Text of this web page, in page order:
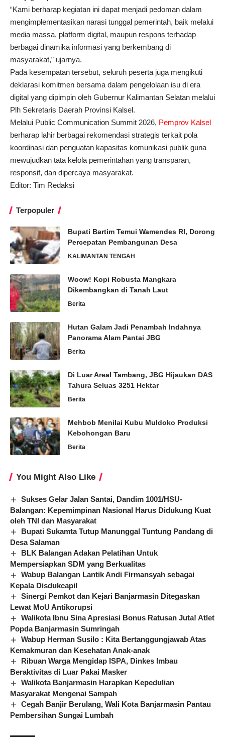
“Kami berharap kegiatan ini dapat menjadi pedoman dalam
mengimplementasikan narasi tunggal pemerintah, baik melalui
media massa, platform digital, maupun respons terhadap
berbagai dinamika informasi yang berkembang di
masyarakat,” ujarnya.
Pada kesempatan tersebut, seluruh peserta juga mengikuti
deklarasi komitmen bersama dalam pengelolaan isu di era
digital yang dipimpin oleh Gubernur Kalimantan Selatan melalui
Plh Sekretaris Daerah Provinsi Kalsel.
Melalui Public Communication Summit 2026, Pemprov Kalsel
berharap lahir berbagai rekomendasi strategis terkait pola
koordinasi dan penguatan kapasitas komunikasi publik guna
mewujudkan tata kelola pemerintahan yang transparan,
responsif, dan dipercaya masyarakat.
Editor: Tim Redaksi
Terpopuler
Bupati Bartim Temui Wamendes RI, Dorong
Percepatan Pembangunan Desa
KALIMANTAN TENGAH
Woow! Kopi Robusta Mangkara
Dikembangkan di Tanah Laut
Berita
Hutan Galam Jadi Penambah Indahnya
Panorama Alam Pantai JBG
Berita
Di Luar Areal Tambang, JBG Hijaukan DAS
Tahura Seluas 3251 Hektar
Berita
Mehbob Menilai Kubu Muldoko Produksi
Kebohongan Baru
Berita
You Might Also Like
Sukses Gelar Jalan Santai, Dandim 1001/HSU-
Balangan: Kepemimpinan Nasional Harus Didukung Kuat
oleh TNI dan Masyarakat
Bupati Sukamta Tutup Manunggal Tuntung Pandang di
Desa Salaman
BLK Balangan Adakan Pelatihan Untuk
Mempersiapkan SDM yang Berkualitas
Wabup Balangan Lantik Andi Firmansyah sebagai
Kepala Disdukcapil
Sinergi Pemkot dan Kejari Banjarmasin Ditegaskan
Lewat MoU Antikorupsi
Walikota Ibnu Sina Apresiasi Bonus Ratusan Juta! Atlet
Popda Banjarmasin Sumringah
Wabup Herman Susilo : Kita Bertanggungjawab Atas
Kemakmuran dan Kesehatan Anak-anak
Ribuan Warga Mengidap ISPA, Dinkes Imbau
Beraktivitas di Luar Pakai Masker
Walikota Banjarmasin Harapkan Kepedulian
Masyarakat Mengenai Sampah
Cegah Banjir Berulang, Wali Kota Banjarmasin Pantau
Pembersihan Sungai Lumbah